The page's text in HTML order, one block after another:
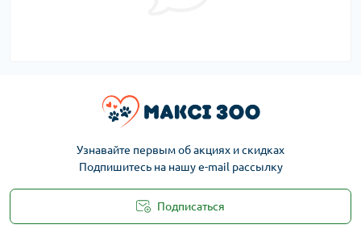
Узнавайте первым об акциях и скидках
Подпишитесь на нашу e-mail рассылку
Подписаться